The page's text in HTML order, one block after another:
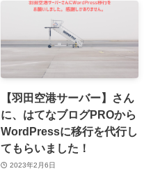
【羽田空港サーバー】さん
に、はてなブログPROから
WordPressに移行を代行し
てもらいました！
2023年2月6日